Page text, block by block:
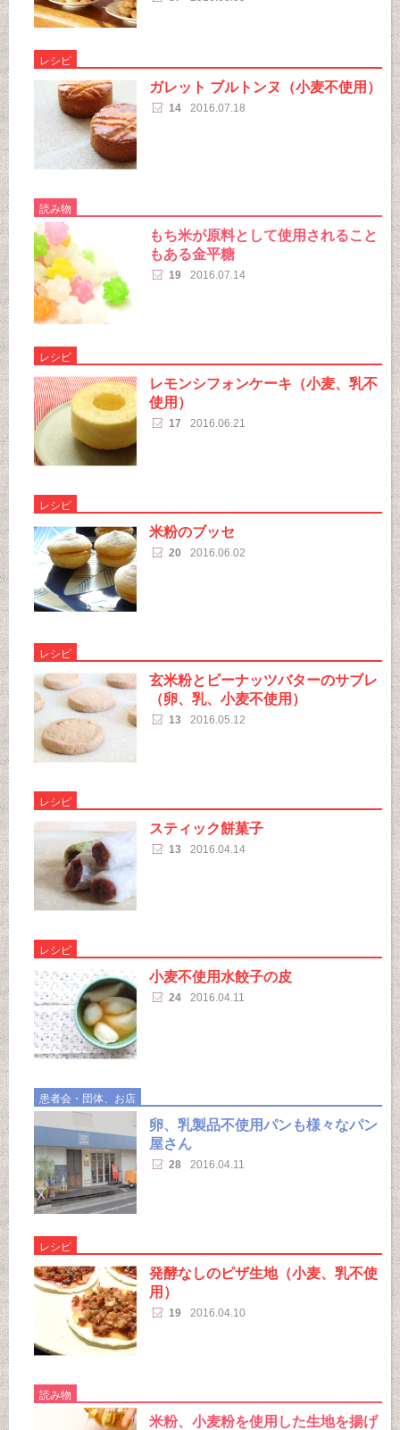
レシピ
ガレット ブルトンヌ（小麦不使用）
14 2016.07.18
読み物
もち米が原料として使用されること
もある金平糖
19 2016.07.14
レシピ
レモンシフォンケーキ（小麦、乳不
使用）
17 2016.06.21
レシピ
米粉のブッセ
20 2016.06.02
レシピ
玄米粉とピーナッツバターのサブレ
（卵、乳、小麦不使用）
13 2016.05.12
レシピ
スティック餅菓子
13 2016.04.14
レシピ
小麦不使用水餃子の皮
24 2016.04.11
患者会・団体、お店
卵、乳製品不使用パンも様々なパン
屋さん
28 2016.04.11
レシピ
発酵なしのピザ生地（小麦、乳不使
用）
19 2016.04.10
読み物
米粉、小麦粉を使用した生地を揚げ